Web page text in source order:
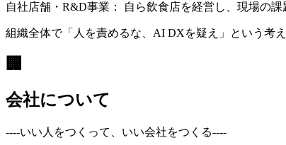
自社店舗・R&D事業： 自ら飲食店を経営し、現場の
組織全体で「人を責めるな、AI DXを疑え」という考
🏢
会社について
----いい人をつくって、いい会社をつくる----